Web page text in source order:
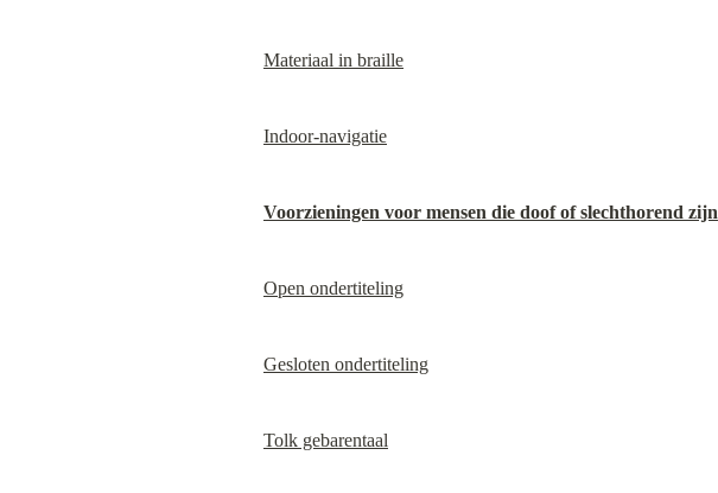
Materiaal in braille
Indoor-navigatie
Voorzieningen voor mensen die doof of slechthorend zijn
Open ondertiteling
Gesloten ondertiteling
Tolk gebarentaal